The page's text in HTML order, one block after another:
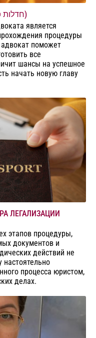
ПРОЦЕДУРА БАНКРОТСТВА (חדלות פירעון)
является
процедуры
поможет
все
шансы на успешное
начать новую главу
ЛЕГАЛИЗАЦИИ
этапов процедуры,
документов и
действий не
процесса юристом,
делах.